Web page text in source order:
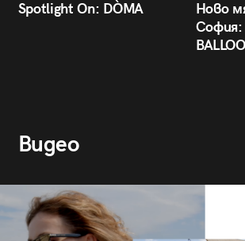
Spotlight On: DÒMA
Ново
София:
Видео